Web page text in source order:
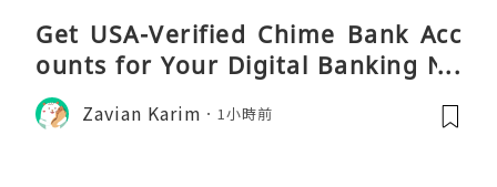
Get USA-Verified Chime Bank Acc
ounts for Your Digital Banking Ne
eds
Zavian Karim 1小時前